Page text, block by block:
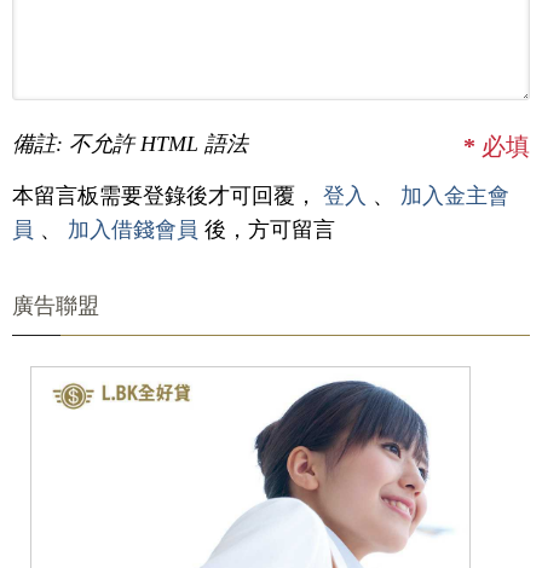
備註: 不允許 HTML 語法 * 必填
本留言板需要登錄後才可回覆， 登入 、 加入金主會
員 、 加入借錢會員 後，方可留言
廣告聯盟